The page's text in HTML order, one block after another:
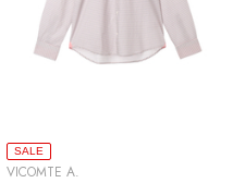
SALE
VICOMTE A.